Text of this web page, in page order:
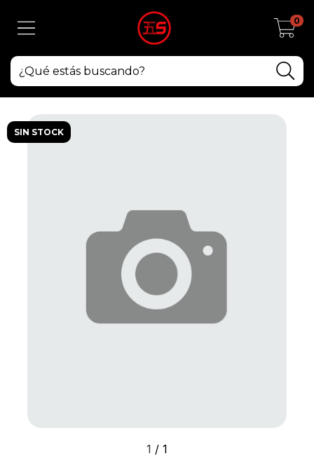
0
SIN STOCK
1 / 1